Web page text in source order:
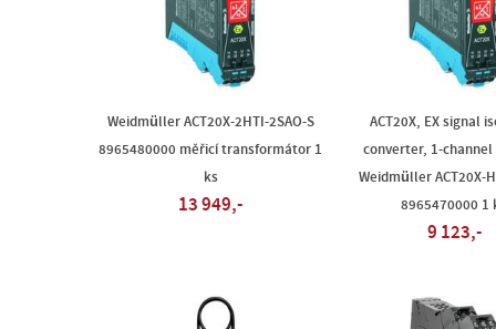
Weidmüller ACT20X-2HTI-2SAO-S
8965480000 měřicí transformátor 1
ks
13 949,-
ACT20X, EX signal
converter, 1-channel
Weidmüller ACT20X-
8965470000 1
9 123,-